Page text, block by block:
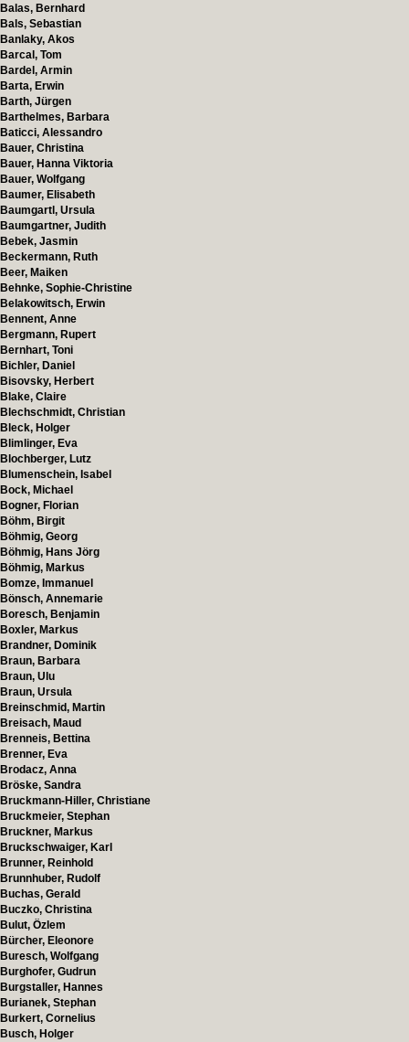
Balas, Bernhard
Bals, Sebastian
Banlaky, Akos
Barcal, Tom
Bardel, Armin
Barta, Erwin
Barth, Jürgen
Barthelmes, Barbara
Baticci, Alessandro
Bauer, Christina
Bauer, Hanna Viktoria
Bauer, Wolfgang
Baumer, Elisabeth
Baumgartl, Ursula
Baumgartner, Judith
Bebek, Jasmin
Beckermann, Ruth
Beer, Maiken
Behnke, Sophie-Christine
Belakowitsch, Erwin
Bennent, Anne
Bergmann, Rupert
Bernhart, Toni
Bichler, Daniel
Bisovsky, Herbert
Blake, Claire
Blechschmidt, Christian
Bleck, Holger
Blimlinger, Eva
Blochberger, Lutz
Blumenschein, Isabel
Bock, Michael
Bogner, Florian
Böhm, Birgit
Böhmig, Georg
Böhmig, Hans Jörg
Böhmig, Markus
Bomze, Immanuel
Bönsch, Annemarie
Boresch, Benjamin
Boxler, Markus
Brandner, Dominik
Braun, Barbara
Braun, Ulu
Braun, Ursula
Breinschmid, Martin
Breisach, Maud
Brenneis, Bettina
Brenner, Eva
Brodacz, Anna
Bröske, Sandra
Bruckmann-Hiller, Christiane
Bruckmeier, Stephan
Bruckner, Markus
Bruckschwaiger, Karl
Brunner, Reinhold
Brunnhuber, Rudolf
Buchas, Gerald
Buczko, Christina
Bulut, Özlem
Bürcher, Eleonore
Buresch, Wolfgang
Burghofer, Gudrun
Burgstaller, Hannes
Burianek, Stephan
Burkert, Cornelius
Busch, Holger